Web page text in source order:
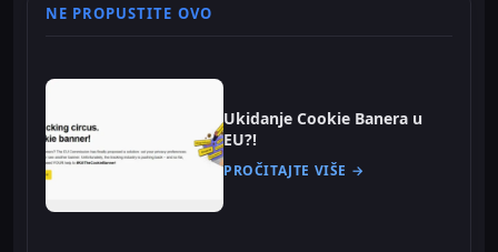
NE PROPUSTITE OVO
Ukidanje Cookie Banera u
EU?!
PROČITAJTE VIŠE →